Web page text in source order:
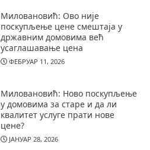
Миловановић: Ово није
поскупљење цене смештаја у
државним домовима већ
усаглашавање цена
ФЕБРУАР 11, 2026
Миловановић: Ново поскупљење
у домовима за старе и да ли
квалитет услуге прати нове
цене?
ЈАНУАР 28, 2026